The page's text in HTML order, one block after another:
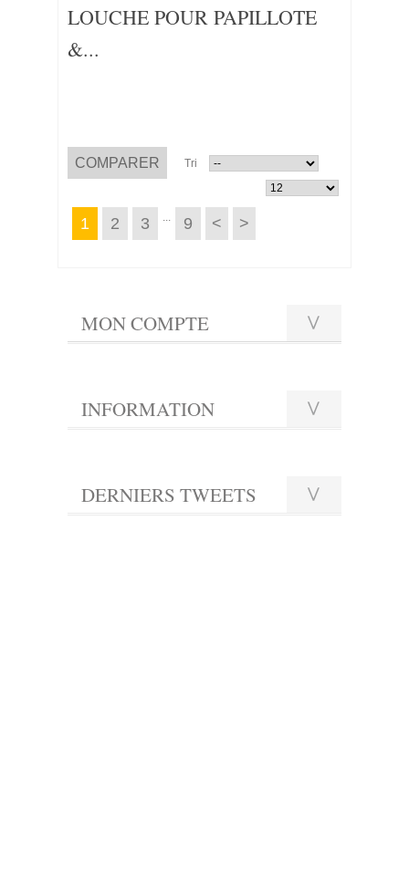
LOUCHE POUR PAPILLOTE
&...
Tri
1 2 3 ... 9 < >
MON COMPTE
INFORMATION
DERNIERS TWEETS